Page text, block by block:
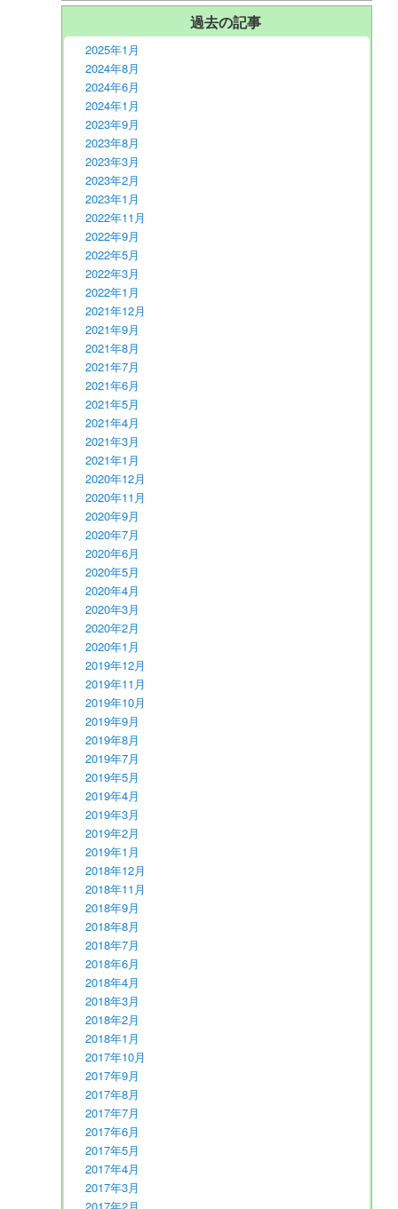
過去の記事
2025年1月
2024年8月
2024年6月
2024年1月
2023年9月
2023年8月
2023年3月
2023年2月
2023年1月
2022年11月
2022年9月
2022年5月
2022年3月
2022年1月
2021年12月
2021年9月
2021年8月
2021年7月
2021年6月
2021年5月
2021年4月
2021年3月
2021年1月
2020年12月
2020年11月
2020年9月
2020年7月
2020年6月
2020年5月
2020年4月
2020年3月
2020年2月
2020年1月
2019年12月
2019年11月
2019年10月
2019年9月
2019年8月
2019年7月
2019年5月
2019年4月
2019年3月
2019年2月
2019年1月
2018年12月
2018年11月
2018年9月
2018年8月
2018年7月
2018年6月
2018年4月
2018年3月
2018年2月
2018年1月
2017年10月
2017年9月
2017年8月
2017年7月
2017年6月
2017年5月
2017年4月
2017年3月